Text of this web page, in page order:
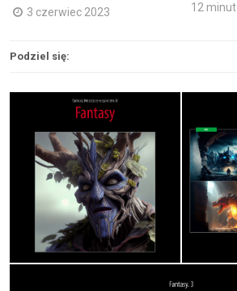
3 czerwiec 2023
12 minut
Podziel się: